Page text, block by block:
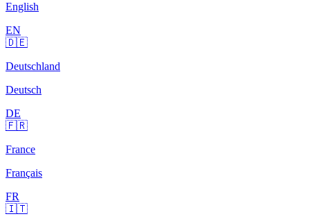
English
EN
🇩🇪
Deutschland
Deutsch
DE
🇫🇷
France
Français
FR
🇮🇹